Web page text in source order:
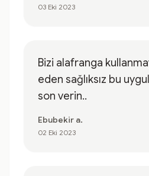
03 Eki 2023
Bizi alafranga
eden sağlıksız bu
son verin..
Ebubekir a.
02 Eki 2023